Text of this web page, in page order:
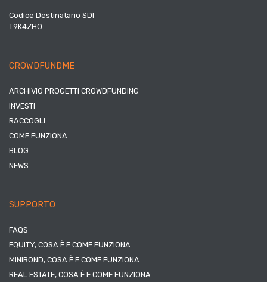
Codice Destinatario SDI
T9K4ZHO
CROWDFUNDME
ARCHIVIO PROGETTI CROWDFUNDING
INVESTI
RACCOGLI
COME FUNZIONA
BLOG
NEWS
SUPPORTO
FAQS
EQUITY, COSA È E COME FUNZIONA
MINIBOND, COSA È E COME FUNZIONA
REAL ESTATE, COSA È E COME FUNZIONA